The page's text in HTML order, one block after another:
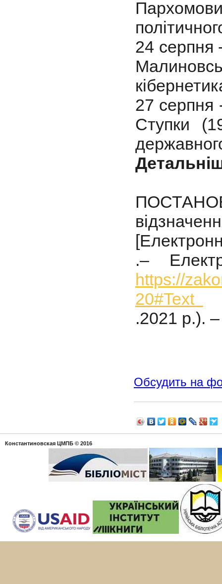
24 серпня
27 серпня
Ступки
.–
https://
20#Text
.2021 р.).
Обсудить на
Константиновская ЦМПБ © 2016